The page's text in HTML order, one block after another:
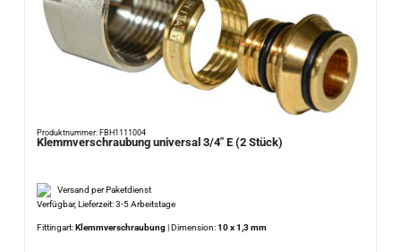
Produktnummer: FBH1111004
Klemmverschraubung universal 3/4" E (2 Stück)
Versand per Paketdienst
Verfügbar, Lieferzeit: 3-5 Arbeitstage
Fittingart:Klemmverschraubung|Dimension:10 x 1,3 mm